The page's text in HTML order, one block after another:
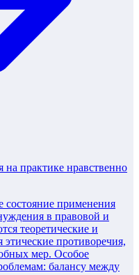
практике нравственно
состояние применения
в правовой и
теоретические и
противоречия,
мер. Особое
балансу между